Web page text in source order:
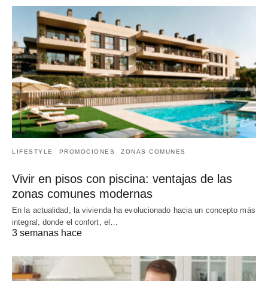
LIFESTYLE PROMOCIONES ZONAS COMUNES
Vivir en pisos con piscina: ventajas de las
zonas comunes modernas
En la actualidad, la vivienda ha evolucionado hacia un concepto más
integral, donde el confort, el…
3 semanas hace